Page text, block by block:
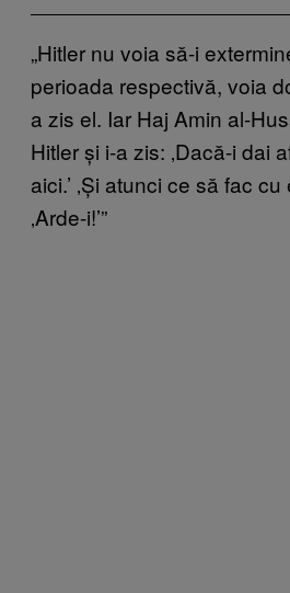
„Hitler nu voia să-i
perioada respectivă, voia
a zis el. Iar Haj Amin al-
Hitler și i-a zis: ‚Dacă-i dai
aici.’ ‚Și atunci ce să fac
‚Arde-i!’”